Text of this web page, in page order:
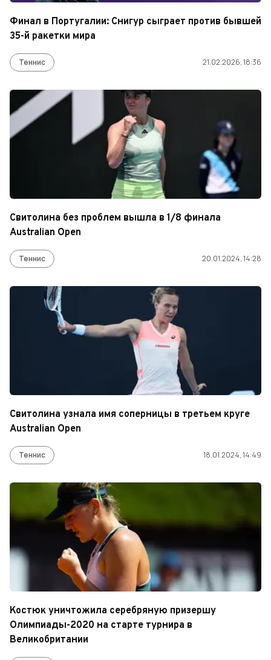
Финал в Португалии: Снигур сыграет против бывшей
35-й ракетки мира
Теннис 21.02.2026, 18:36
Свитолина без проблем вышла в 1/8 финала
Australian Open
Теннис 20.01.2024, 14:28
Свитолина узнала имя соперницы в третьем круге
Australian Open
Теннис 18.01.2024, 14:49
Костюк уничтожила серебряную призершу
Олимпиады-2020 на старте турнира в
Великобритании